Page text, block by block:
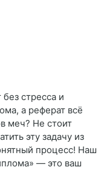
стресса и
а реферат всё
меч? Не стоит
эту задачу из
процесс! Наш
— это ваш